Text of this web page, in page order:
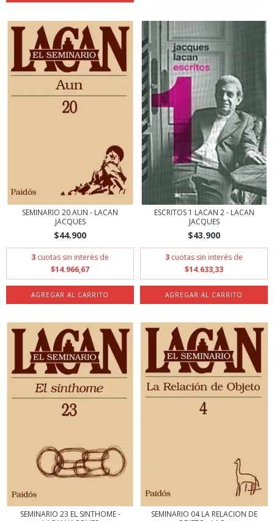
SEMINARIO 20 AUN - LACAN
JACQUES
$44.900
3 cuotas sin interés de
$14.966,67
ESCRITOS 1 LACAN 2 - LACAN
JACQUES
$43.900
3 cuotas sin interés de
$14.633,33
SEMINARIO 23 EL SINTHOME -
SEMINARIO 04 LA RELACION DE